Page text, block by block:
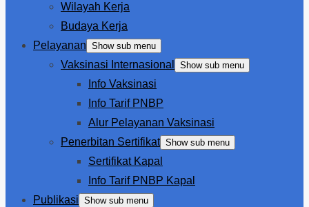
Wilayah Kerja
Budaya Kerja
Pelayanan Show sub menu
Vaksinasi Internasional Show sub menu
Info Vaksinasi
Info Tarif PNBP
Alur Pelayanan Vaksinasi
Penerbitan Sertifikat Show sub menu
Sertifikat Kapal
Info Tarif PNBP Kapal
Publikasi Show sub menu